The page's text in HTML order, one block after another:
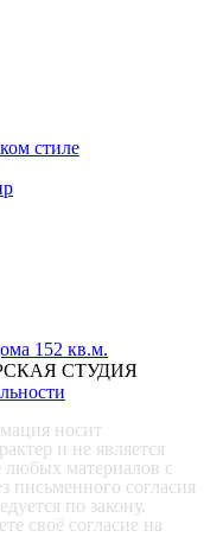
стиле
СТУДИЯ
носит
и не является
материалов с
письменного согласия
по закону.
своё согласие на